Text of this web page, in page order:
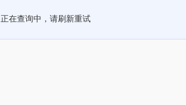
正在查询中，请刷新重试